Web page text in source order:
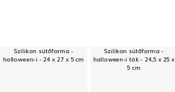
Szilikon sütőforma -
halloween-i - 24 x 27 x 5 cm
Szilikon sütőforma -
halloween-i tök - 24,5 x 25 x
5 cm